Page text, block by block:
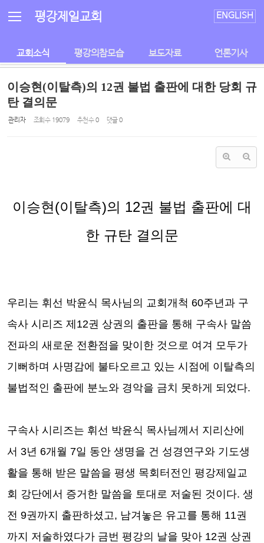
평강제일교회 ENGLISH
교회소식 평강의참모습 보도자료 언론기사
이승현(이탈측)의 12권 불법 출판에 대한 당회 규
탄 결의문
관리자 조회 수 19079 추천 수0 댓글0
이승현(이탈측)의 12권 불법 출판에 대
한 규탄 결의문
우리는 휘선 박윤식 목사님의 교회개척 60주년과 구
속사 시리즈 제 12권 상권의 출판을 통해 구속사 말씀
전파의 새로운 전환점을 맞이한 것으로 여겨 모두가
기뻐하며 사명감에 불타오르고 있는 시점에 이탈측의
불법적인 출판에 분노와 경악을 금치 못하게 되었다.
구속사 시리즈는 휘선 박윤식 목사님께서 지리산에
서 3년 6개월 7일 동안 생명을 건 성경연구와 기도생
활을 통해 받은 말씀을 평생 목회터전인 평강제일교
회 강단에서 증거한 말씀을 토대로 저술된 것이다. 생
전 9권까지 출판하셨고, 남겨놓은 유고를 통해 11권
까지 저술하였다가 금번 평강의 날을 맞아 12권 상권